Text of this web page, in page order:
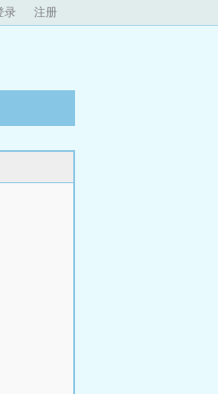
录 注册